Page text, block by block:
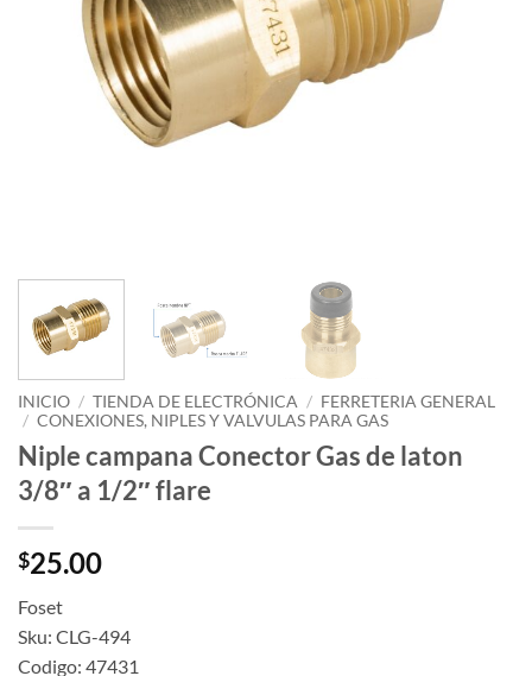
INICIO / TIENDA DE ELECTRÓNICA / FERRETERIA GENERAL
/ CONEXIONES, NIPLES Y VALVULAS PARA GAS
Niple campana Conector Gas de laton
3/8″ a 1/2″ flare
$25.00
Foset
Sku: CLG-494
Codigo: 47431